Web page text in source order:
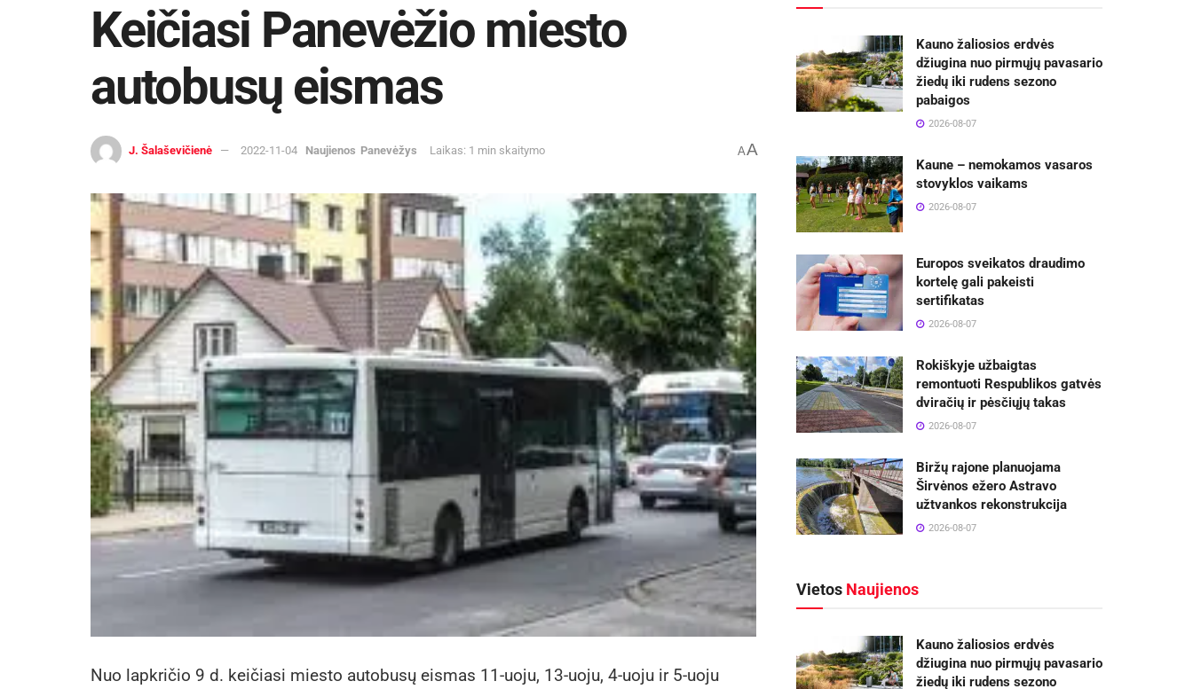
Keičiasi Panevėžio miesto
autobusų eismas
J. Šalaševičienė 2022-11-04 Naujienos Panevėžys Laikas: 1 min skaitymo AA
Nuo lapkričio 9 d. keičiasi miesto autobusų eismas 11-uoju, 13-uoju, 4-uoju ir 5-uoju
Kauno žaliosios erdvės
džiugina nuo pirmųjų pavasario
žiedų iki rudens sezono
pabaigos
2026-08-07
Kaune – nemokamos vasaros
stovyklos vaikams
2026-08-07
Europos sveikatos draudimo
kortelę gali pakeisti
sertifikatas
2026-08-07
Rokiškyje užbaigtas
remontuoti Respublikos gatvės
dviračių ir pėsčiųjų takas
2026-08-07
Biržų rajone planuojama
Širvėnos ežero Astravo
užtvankos rekonstrukcija
2026-08-07
Vietos Naujienos
Kauno žaliosios erdvės
džiugina nuo pirmųjų pavasario
žiedų iki rudens sezono